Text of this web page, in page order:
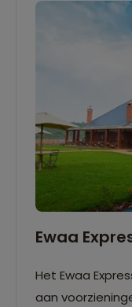
Ewaa
Het Ewaa
aan